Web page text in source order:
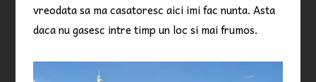
vreodata sa ma casatoresc aici imi fac nunta. Asta
daca nu gasesc intre timp un loc si mai frumos.